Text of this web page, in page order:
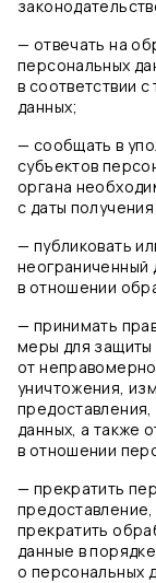
— отвечать на
персональных
в соответствии
данных;
— сообщать в
субъектов
органа
с даты
— публиковать
неограниченный
в отношении
— принимать
меры для защиты
от
уничтожения,
данных, а также
в отношении
— прекратить
прекратить
данные в
о персональных